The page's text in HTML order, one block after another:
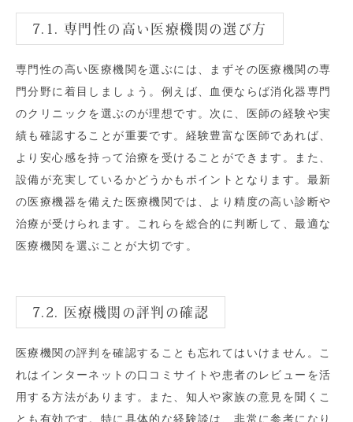
7.1. 専門性の高い医療機関の選び方
専門性の高い医療機関を選ぶには、まずその医療機関の専
門分野に着目しましょう。例えば、血便ならば消化器専門
のクリニックを選ぶのが理想です。次に、医師の経験や実
績も確認することが重要です。経験豊富な医師であれば、
より安心感を持って治療を受けることができます。また、
設備が充実しているかどうかもポイントとなります。最新
の医療機器を備えた医療機関では、より精度の高い診断や
治療が受けられます。これらを総合的に判断して、最適な
医療機関を選ぶことが大切です。
7.2. 医療機関の評判の確認
医療機関の評判を確認することも忘れてはいけません。こ
れはインターネットの口コミサイトや患者のレビューを活
用する方法があります。また、知人や家族の意見を聞くこ
とも有効です。特に具体的な経験談は、非常に参考になり